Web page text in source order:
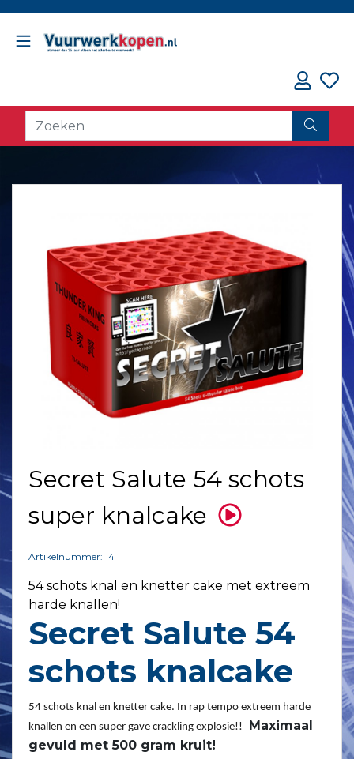
Secret Salute 54 schots
super knalcake
Artikelnummer: 14
54 schots knal en knetter cake met extreem
harde knallen!
Secret Salute 54
schots knalcake
54 schots knal en knetter cake. In rap tempo extreem harde
knallen en een super gave crackling explosie!!
Maximaal
gevuld met 500 gram kruit!